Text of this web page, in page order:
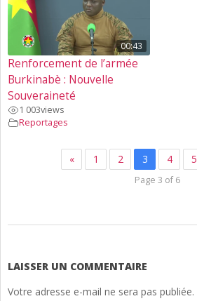
00:43
Renforcement de l’armée
Burkinabè : Nouvelle
Souveraineté
1 003views
Reportages
« 1 2 3 4 5
Page 3 of 6
08
LAISSER UN COMMENTAIRE
Votre adresse e-mail ne sera pas publiée.